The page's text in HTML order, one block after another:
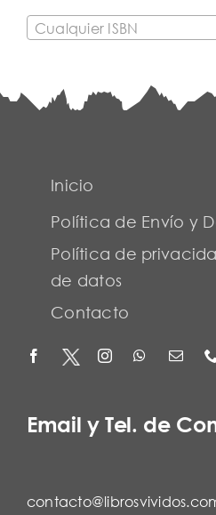
Cualquier ISBN
Inicio
Política de Envío y
Política de
de datos
Contacto
Email y Tel. de